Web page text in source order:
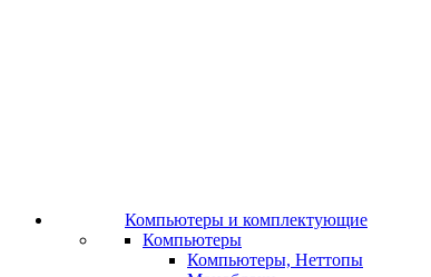
Компьютеры и комплектующие
Компьютеры
Компьютеры, Неттопы